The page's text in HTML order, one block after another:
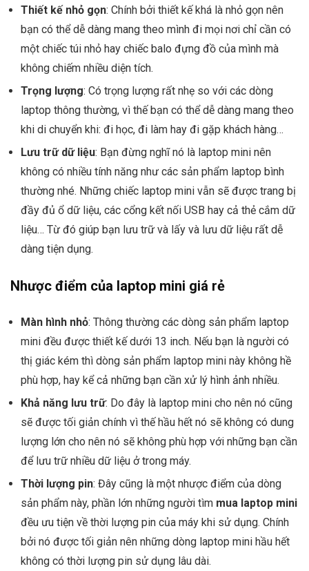
Thiết kế nhỏ gọn: Chính bởi thiết kế khá là nhỏ gọn nên
bạn có thể dễ dàng mang theo mình đi mọi nơi chỉ cần có
một chiếc túi nhỏ hay chiếc balo đựng đồ của mình mà
không chiếm nhiều diện tích.
Trọng lượng: Có trọng lượng rất nhẹ so với các dòng
laptop thông thường, vì thế bạn có thể dễ dàng mang theo
khi di chuyển khi: đi học, đi làm hay đi gặp khách hàng…
Lưu trữ dữ liệu: Bạn đừng nghĩ nó là laptop mini nên
không có nhiều tính năng như các sản phẩm laptop bình
thường nhé. Những chiếc laptop mini vẫn sẽ được trang bị
đầy đủ ổ dữ liệu, các cổng kết nối USB hay cả thẻ cắm dữ
liệu… Từ đó giúp bạn lưu trữ và lấy và lưu dữ liệu rất dễ
dàng tiện dụng.
Nhược điểm của laptop mini giá rẻ
Màn hình nhỏ: Thông thường các dòng sản phẩm laptop
mini đều được thiết kế dưới 13 inch. Nếu bạn là người có
thị giác kém thì dòng sản phẩm laptop mini này không hề
phù hợp, hay kể cả những bạn cần xử lý hình ảnh nhiều.
Khả năng lưu trữ: Do đây là laptop mini cho nên nó cũng
sẽ được tối giản chính vì thế hầu hết nó sẽ không có dung
lượng lớn cho nên nó sẽ không phù hợp với những bạn cần
để lưu trữ nhiều dữ liệu ở trong máy.
Thời lượng pin: Đây cũng là một nhược điểm của dòng
sản phẩm này, phần lớn những người tìm mua laptop mini
đều ưu tiện về thời lượng pin của máy khi sử dụng. Chính
bởi nó được tối giản nên những dòng laptop mini hầu hết
không có thời lượng pin sử dụng lâu dài.